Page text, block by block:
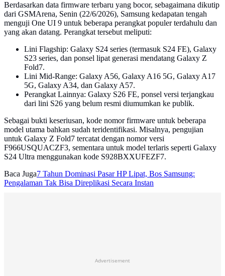
Berdasarkan data firmware terbaru yang bocor, sebagaimana dikutip
dari GSMArena, Senin (22/6/2026), Samsung kedapatan tengah
menguji One UI 9 untuk beberapa perangkat populer terdahulu dan
yang akan datang. Perangkat tersebut meliputi:
Lini Flagship: Galaxy S24 series (termasuk S24 FE), Galaxy
S23 series, dan ponsel lipat generasi mendatang Galaxy Z
Fold7.
Lini Mid-Range: Galaxy A56, Galaxy A16 5G, Galaxy A17
5G, Galaxy A34, dan Galaxy A57.
Perangkat Lainnya: Galaxy S26 FE, ponsel versi terjangkau
dari lini S26 yang belum resmi diumumkan ke publik.
Sebagai bukti keseriusan, kode nomor firmware untuk beberapa
model utama bahkan sudah teridentifikasi. Misalnya, pengujian
untuk Galaxy Z Fold7 tercatat dengan nomor versi
F966USQUACZF3, sementara untuk model terlaris seperti Galaxy
S24 Ultra menggunakan kode S928BXXUFEZF7.
Baca Juga7 Tahun Dominasi Pasar HP Lipat, Bos Samsung:
Pengalaman Tak Bisa Direplikasi Secara Instan
Advertisement